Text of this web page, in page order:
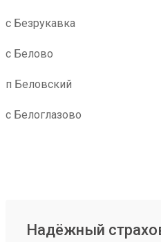
с Безрукавка
с Белово
п Беловский
с Белоглазово
Надёжный